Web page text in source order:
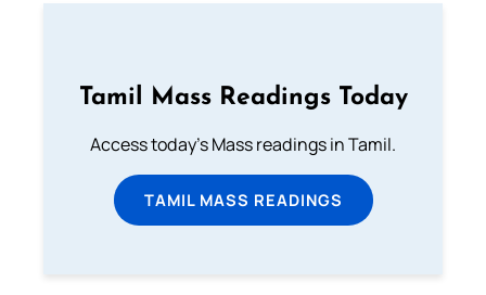
Tamil Mass Readings Today
Access today's Mass readings in Tamil.
TAMIL MASS READINGS